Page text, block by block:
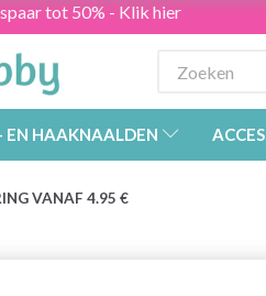
tot 50% - Klik hier
EN HAAKNAALDEN
VANAF 4.95 €